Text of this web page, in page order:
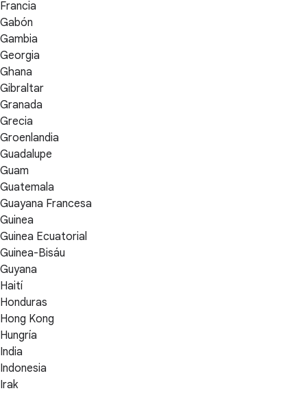
Francia
Gabón
Gambia
Georgia
Ghana
Gibraltar
Granada
Grecia
Groenlandia
Guadalupe
Guam
Guatemala
Guayana Francesa
Guinea
Guinea Ecuatorial
Guinea-Bisáu
Guyana
Haití
Honduras
Hong Kong
Hungría
India
Indonesia
Irak